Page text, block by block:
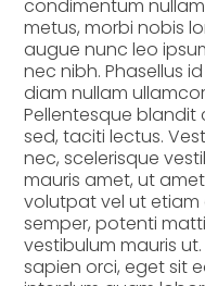
condimentum
metus, morbi nobis
augue nunc leo
nec nibh. Phasellus
diam nullam
Pellentesque
sed, taciti lectus.
nec, scelerisque
mauris amet, ut
volutpat vel ut etiam
semper, potenti
vestibulum mauris
sapien orci, eget sit